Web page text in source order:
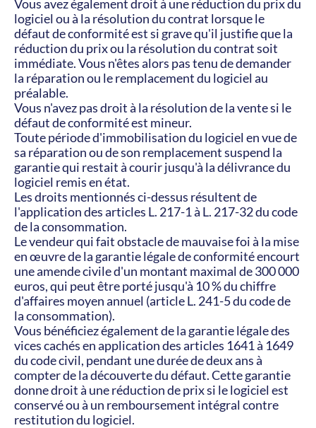
Vous avez également droit à une réduction du prix du
logiciel ou à la résolution du contrat lorsque le
défaut de conformité est si grave qu'il justifie que la
réduction du prix ou la résolution du contrat soit
immédiate. Vous n'êtes alors pas tenu de demander
la réparation ou le remplacement du logiciel au
préalable.
Vous n'avez pas droit à la résolution de la vente si le
défaut de conformité est mineur.
Toute période d'immobilisation du logiciel en vue de
sa réparation ou de son remplacement suspend la
garantie qui restait à courir jusqu'à la délivrance du
logiciel remis en état.
Les droits mentionnés ci-dessus résultent de
l'application des articles L. 217-1 à L. 217-32 du code
de la consommation.
Le vendeur qui fait obstacle de mauvaise foi à la mise
en œuvre de la garantie légale de conformité encourt
une amende civile d'un montant maximal de 300 000
euros, qui peut être porté jusqu'à 10 % du chiffre
d'affaires moyen annuel (article L. 241-5 du code de
la consommation).
Vous bénéficiez également de la garantie légale des
vices cachés en application des articles 1641 à 1649
du code civil, pendant une durée de deux ans à
compter de la découverte du défaut. Cette garantie
donne droit à une réduction de prix si le logiciel est
conservé ou à un remboursement intégral contre
restitution du logiciel.